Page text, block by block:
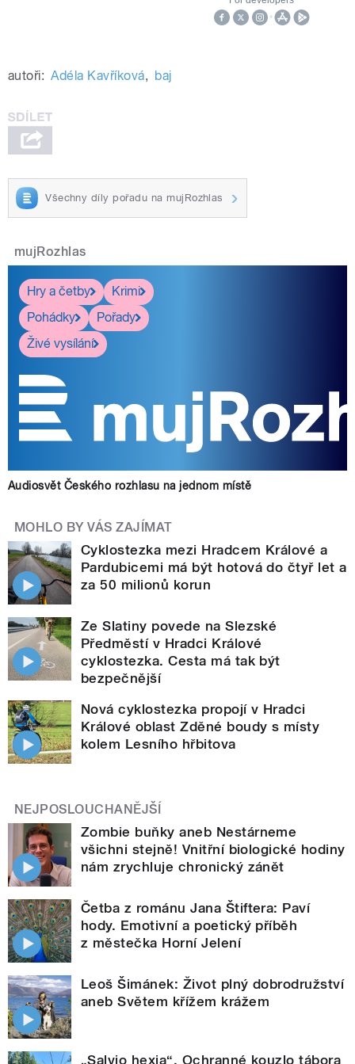
autoři: Adéla Kavříková, baj
Všechny díly pořadu na mujRozhlas
mujRozhlas
Hry a četby
Krimi
Pohádky
Pořady
Živé vysílání
Audiosvět Českého rozhlasu na jednom místě
MOHLO BY VÁS ZAJÍMAT
Cyklostezka mezi Hradcem Králové a
Pardubicemi má být hotová do čtyř let a
za 50 milionů korun
Ze Slatiny povede na Slezské
Předměstí v Hradci Králové
cyklostezka. Cesta má tak být
bezpečnější
Nová cyklostezka propojí v Hradci
Králové oblast Zděné boudy s místy
kolem Lesního hřbitova
NEJPOSLOUCHANĚJŠÍ
Zombie buňky aneb Nestárneme
všichni stejně! Vnitřní biologické hodiny
nám zrychluje chronický zánět
Četba z románu Jana Štiftera: Paví
hody. Emotivní a poetický příběh
z městečka Horní Jelení
Leoš Šimánek: Život plný dobrodružství
aneb Světem křížem krážem
„Salvio hexia“. Ochranné kouzlo tábora